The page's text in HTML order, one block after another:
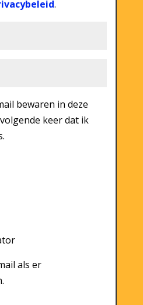
.
bewaren in deze
keer dat ik
als er